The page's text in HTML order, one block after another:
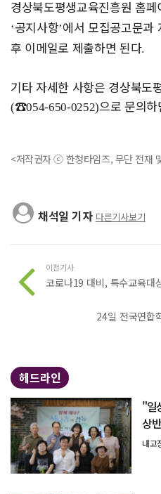
경상북도평생교육진흥원 홈페
‘공지사항’에서 모집공고문과
후 이메일로 제출하면 된다.
기타 자세한 사항은 경상북도
(☎054-650-0252)으로 문의
<저작권자 ⓒ 한청타임즈, 무단 전재
채석일 기자 다른기사보기
이전기사
코로나19 대비, 특수교육대
24일 전국연합
헤드라인
"일
상
회'
내고